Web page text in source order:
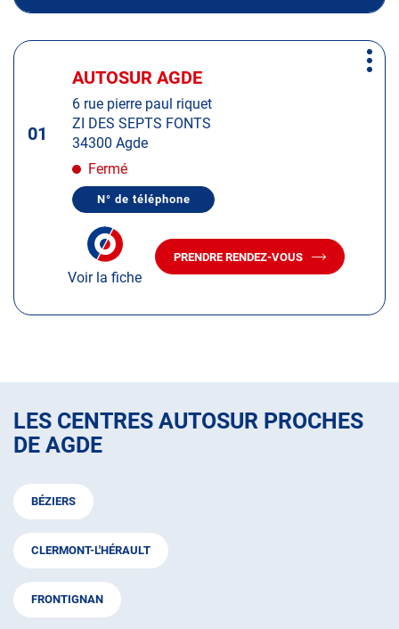
Appuyer
ENTRÉE
informations
01
Centre
:
AUTOSUR AGDE
6 rue pierre paul riquet
ZI DES SEPTS FONTS
34300 Agde
Fermé
N° de téléphone
AFFICHER
TÉLÉPHONE
AGDE
Voir la fiche
PRENDRE RENDEZ-VOUS
AVEC
Plus
LES CENTRES AUTOSUR PROCHES
DE AGDE
BÉZIERS
CLERMONT-L'HÉRAULT
FRONTIGNAN